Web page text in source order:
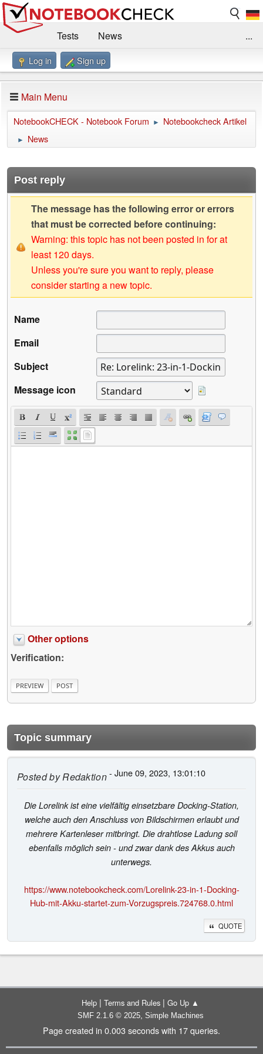
Tests
News
Benchmarks / Technik
Forum
Impressum
...
Log in Sign up
Main Menu
NotebookCHECK - Notebook Forum ► Notebookcheck Artikel
► News
Post reply
The message has the following error or errors
that must be corrected before continuing:
Warning: this topic has not been posted in for at
least 120 days.
Unless you're sure you want to reply, please
consider starting a new topic.
Name
Email
Subject
Message icon
Other options
Verification:
Topic summary
Posted byRedaktion- June 09, 2023, 13:01:10
Die Lorelink ist eine vielfältig einsetzbare Docking-Station,
welche auch den Anschluss von Bildschirmen erlaubt und
mehrere Kartenleser mitbringt. Die drahtlose Ladung soll
ebenfalls möglich sein - und zwar dank des Akkus auch
unterwegs.
https://www.notebookcheck.com/Lorelink-23-in-1-Docking-
Hub-mit-Akku-startet-zum-Vorzugspreis.724768.0.html
QUOTE
Help | Terms and Rules | Go Up ▲
SMF 2.1.6 © 2025, Simple Machines
Page created in 0.003 seconds with 17 queries.